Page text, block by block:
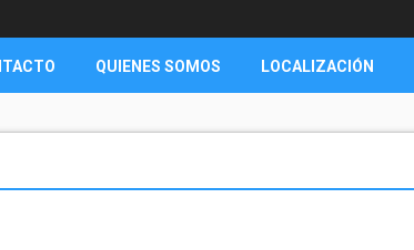
QUIENES SOMOS LOCALIZACIÓN